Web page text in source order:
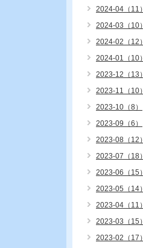
2024-04（11）
2024-03（10）
2024-02（12）
2024-01（10）
2023-12（13）
2023-11（10）
2023-10（8）
2023-09（6）
2023-08（12）
2023-07（18）
2023-06（15）
2023-05（14）
2023-04（11）
2023-03（15）
2023-02（17）